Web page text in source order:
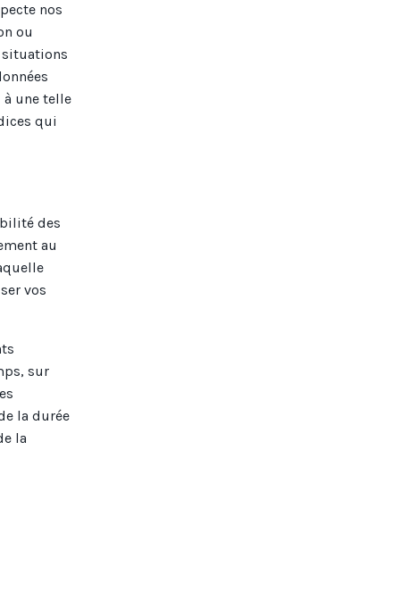
nos
ou
situations
une telle
qui
des
au
vos
sur
la durée
la